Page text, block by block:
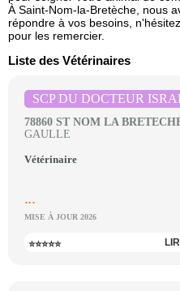
À Saint-Nom-la-Bretèche, nous
répondre à vos besoins,
pour les remercier.
Liste des Vétérinaires
SCP DU DOCTEUR
78860 ST NOM LA
GAULLE
Vétérinaire
...
MISE À JOUR 2026
⭐⭐⭐⭐⭐